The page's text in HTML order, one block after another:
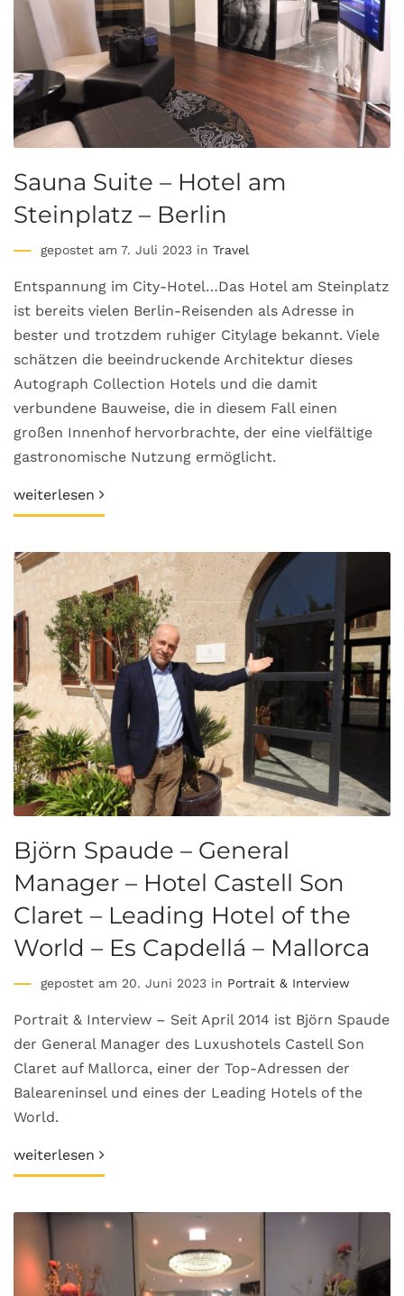
Sauna Suite – Hotel am
Steinplatz – Berlin
gepostet am 7. Juli 2023 in Travel
Entspannung im City-Hotel…Das Hotel am Steinplatz
ist bereits vielen Berlin-Reisenden als Adresse in
bester und trotzdem ruhiger Citylage bekannt. Viele
schätzen die beeindruckende Architektur dieses
Autograph Collection Hotels und die damit
verbundene Bauweise, die in diesem Fall einen
großen Innenhof hervorbrachte, der eine vielfältige
gastronomische Nutzung ermöglicht.
weiterlesen
Björn Spaude – General
Manager – Hotel Castell Son
Claret – Leading Hotel of the
World – Es Capdellá – Mallorca
gepostet am 20. Juni 2023 in Portrait & Interview
Portrait & Interview – Seit April 2014 ist Björn Spaude
der General Manager des Luxushotels Castell Son
Claret auf Mallorca, einer der Top-Adressen der
Baleareninsel und eines der Leading Hotels of the
World.
weiterlesen